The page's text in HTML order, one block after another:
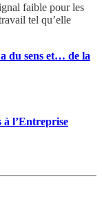
faible pour les
tel qu’elle
du sens et… de la
à l’Entreprise